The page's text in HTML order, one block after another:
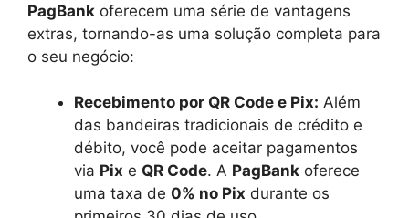
PagBank oferecem uma série de vantagens
extras, tornando-as uma solução completa para
o seu negócio:
Recebimento por QR Code e Pix: Além
das bandeiras tradicionais de crédito e
débito, você pode aceitar pagamentos
via Pix e QR Code. A PagBank oferece
uma taxa de 0% no Pix durante os